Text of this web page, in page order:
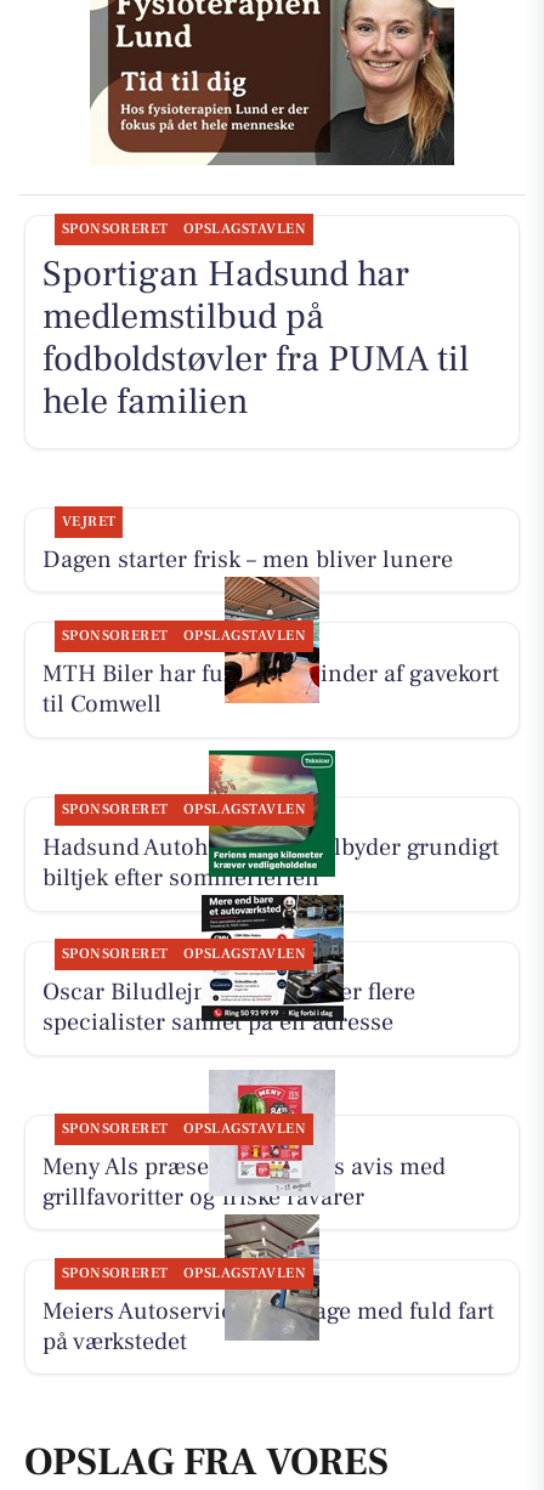
SPONSORERET OPSLAGSTAVLEN
Sportigan Hadsund har
medlemstilbud på
fodboldstøvler fra PUMA til
hele familien
VEJRET
Dagen starter frisk – men bliver lunere
SPONSORERET OPSLAGSTAVLEN
MTH Biler har fundet en vinder af gavekort
til Comwell
SPONSORERET OPSLAGSTAVLEN
Hadsund Autohandel ApS tilbyder grundigt
biltjek efter sommerferien
SPONSORERET OPSLAGSTAVLEN
Oscar Biludlejning fremhæver flere
specialister samlet på én adresse
SPONSORERET OPSLAGSTAVLEN
Meny Als præsenterer ugens avis med
grillfavoritter og friske råvarer
SPONSORERET OPSLAGSTAVLEN
Meiers Autoservice er tilbage med fuld fart
på værkstedet
OPSLAG FRA VORES